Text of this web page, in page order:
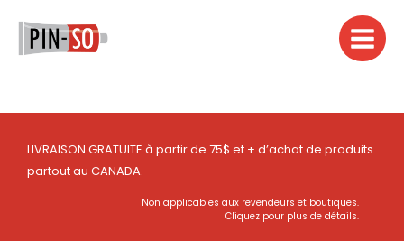
contenu
LIVRAISON GRATUITE à partir de 75$ et + d’achat de produits
partout au CANADA.
Non applicables aux revendeurs et boutiques.
Cliquez pour plus de détails.